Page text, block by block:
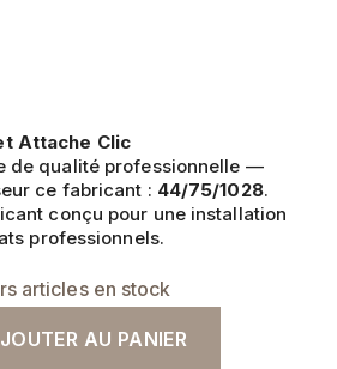
Attache Clic
de qualité professionnelle —
ce fabricant : 44/75/1028.
conçu pour une installation
professionnels.
articles en stock
AU PANIER